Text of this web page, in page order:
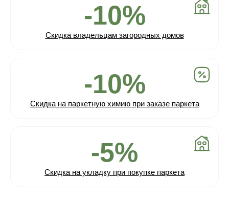
-10%
Скидка владельцам загородных домов
-10%
Скидка на паркетную химию при заказе паркета
-5%
Скидка на укладку при покупке паркета